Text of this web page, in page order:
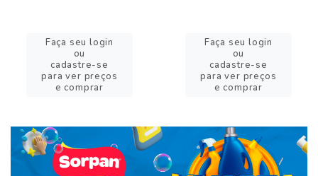
Faça seu login
ou
cadastre-se
para ver preços
e comprar
Faça seu login
ou
cadastre-se
para ver preços
e comprar